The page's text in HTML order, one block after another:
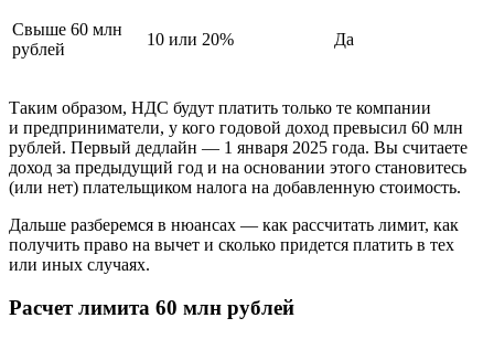
Свыше 60 млн
рублей
10 или 20% Да
Таким образом, НДС будут платить только те компании
и предприниматели, у кого годовой доход превысил 60 млн
рублей. Первый дедлайн — 1 января 2025 года. Вы считаете
доход за предыдущий год и на основании этого становитесь
(или нет) плательщиком налога на добавленную стоимость.
Дальше разберемся в нюансах — как рассчитать лимит, как
получить право на вычет и сколько придется платить в тех
или иных случаях.
Расчет лимита 60 млн рублей